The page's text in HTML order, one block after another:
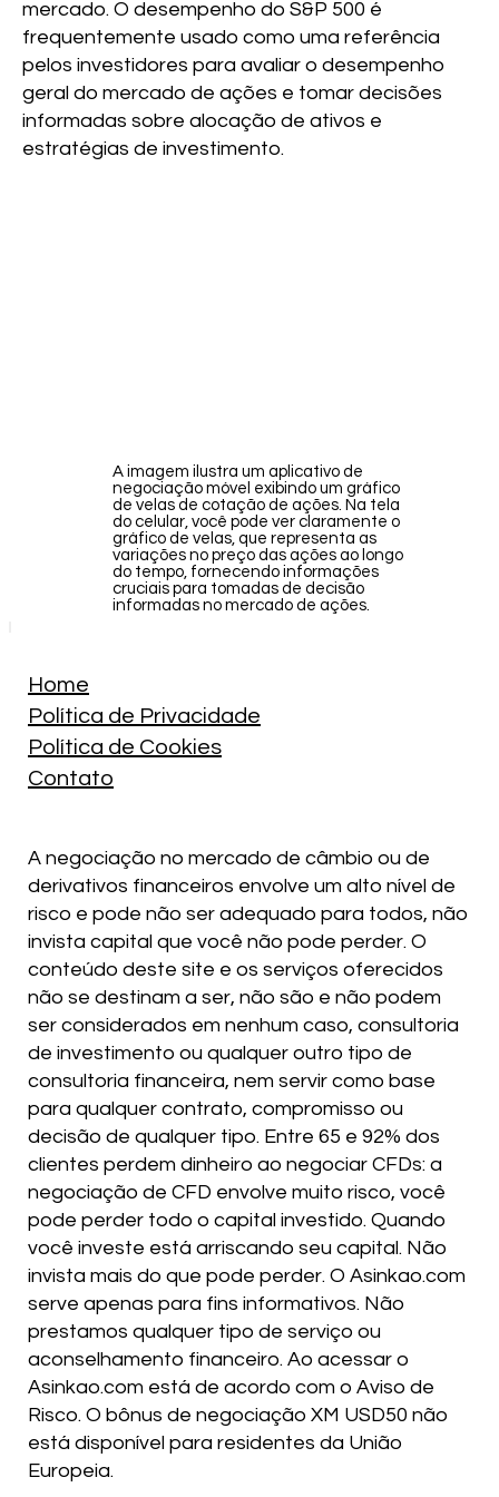
mercado. O desempenho do S&P 500 é
frequentemente usado como uma referência
pelos investidores para avaliar o desempenho
geral do mercado de ações e tomar decisões
informadas sobre alocação de ativos e
estratégias de investimento.
A imagem ilustra um aplicativo de
negociação móvel exibindo um gráfico
de velas de cotação de ações. Na tela
do celular, você pode ver claramente o
gráfico de velas, que representa as
variações no preço das ações ao longo
do tempo, fornecendo informações
cruciais para tomadas de decisão
informadas no mercado de ações.
Home
Política de Privacidade
Política de Cookies
Contato
A negociação no mercado de câmbio ou de
derivativos financeiros envolve um alto nível de
risco e pode não ser adequado para todos, não
invista capital que você não pode perder. O
conteúdo deste site e os serviços oferecidos
não se destinam a ser, não são e não podem
ser considerados em nenhum caso, consultoria
de investimento ou qualquer outro tipo de
consultoria financeira, nem servir como base
para qualquer contrato, compromisso ou
decisão de qualquer tipo. Entre 65 e 92% dos
clientes perdem dinheiro ao negociar CFDs: a
negociação de CFD envolve muito risco, você
pode perder todo o capital investido. Quando
você investe está arriscando seu capital. Não
invista mais do que pode perder. O Asinkao.com
serve apenas para fins informativos. Não
prestamos qualquer tipo de serviço ou
aconselhamento financeiro. Ao acessar o
Asinkao.com está de acordo com o Aviso de
Risco. O bônus de negociação XM USD50 não
está disponível para residentes da União
Europeia.